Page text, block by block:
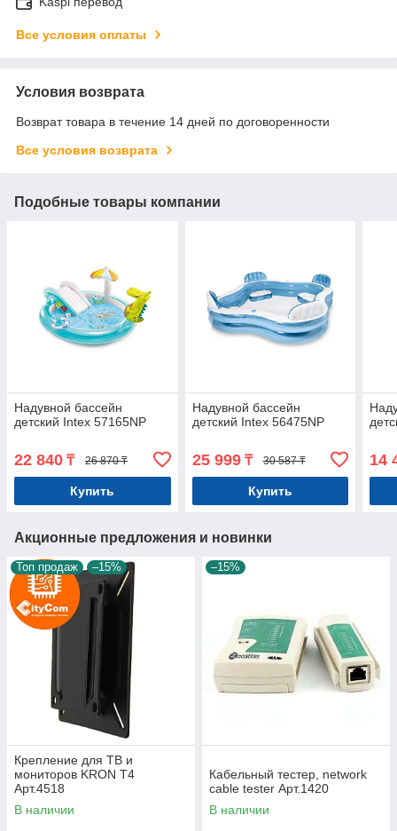
Все условия оплаты
Условия возврата
Возврат товара в течение 14 дней по договоренности
Все условия возврата
Подобные товары компании
Надувной бассейн
детский Intex 57165NP
22 840 ₸ 26 870 ₸
Купить
Надувной бассейн
детский Intex 56475NP
25 999₸ 30 587 ₸
Купить
14
Акционные предложения и новинки
Топ продаж –15%
Крепление для ТВ и
мониторов KRON T4
Арт.4518
В наличии
–15%
Кабельный тестер, network
cable tester Арт.1420
В наличии